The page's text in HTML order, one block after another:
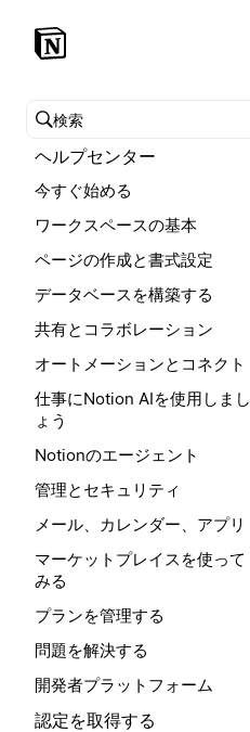
ヘルプセンターを検索
ヘルプセンター
今すぐ始める
ワークスペースの基本
ページの作成と書式設定
データベースを構築する
共有とコラボレーション
オートメーションとコネクト
仕事にNotion AIを使用しまし
ょう
Notionのエージェント
管理とセキュリティ
メール、カレンダー、アプリ
マーケットプレイスを使って
みる
プランを管理する
問題を解決する
開発者プラットフォーム
認定を取得する